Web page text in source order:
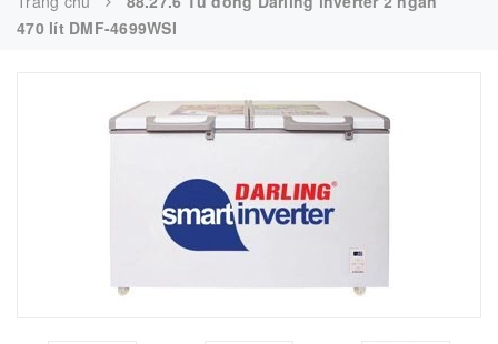
470 lít DMF-4699WSI